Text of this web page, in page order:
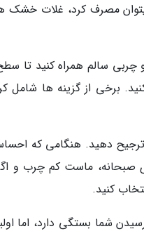
میتوان مصرف کرد، غلات
چربی سالم همراه کنید تا
برخی از گزینه ها شامل
ترجیح دهید. هنگامی که
ماست کم چرب و
کنید.
شما بستگی دارد، اما